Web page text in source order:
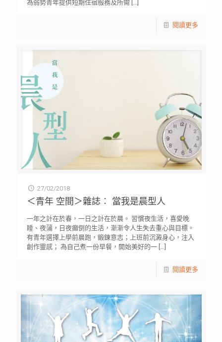
為弱勢青年提供短期住宿服務及所需[…]
閱讀更多
27/02/2018
＜青年 空間＞雜誌︰ 當我是晨型人
一年之計在於春，一日之計在於晨。 習慣夜生活，喜愛晚
睡、夜蒲，日夜癲倒的生活，漸漸令人生失去重心與目標。
有青年選擇上學前晨跑，鍛鍊意志；上班前沉澱身心，注入
創作靈感； 為自己煮一份早餐，開始美好的一[…]
閱讀更多